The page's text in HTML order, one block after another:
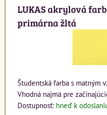
LUKAS akrylová
primárna žltá
Študentská farba s matným
Vhodná najmä pre
Dostupnosť: hneď k